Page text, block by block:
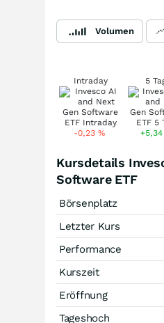
Volumen
Intraday
-0,23 %
5
Kursdetails
Software ETF
Börsenplatz
Letzter Kurs
Performance
Kurszeit
Eröffnung
Tageshoch